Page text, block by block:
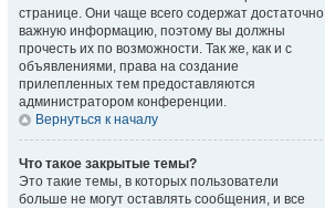
странице. Они чаще всего содержат достаточно
важную информацию, поэтому вы должны
прочесть их по возможности. Так же, как и с
объявлениями, права на создание
прилепленных тем предоставляются
администратором конференции.
Вернуться к началу
Что такое закрытые темы?
Это такие темы, в которых пользователи
больше не могут оставлять сообщения, и все